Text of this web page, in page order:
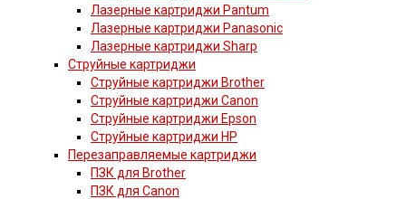
Лазерные картриджи Pantum
Лазерные картриджи Panasonic
Лазерные картриджи Sharp
Струйные картриджи
Струйные картриджи Brother
Струйные картриджи Canon
Струйные картриджи Epson
Струйные картриджи HP
Перезаправляемые картриджи
ПЗК для Brother
ПЗК для Canon